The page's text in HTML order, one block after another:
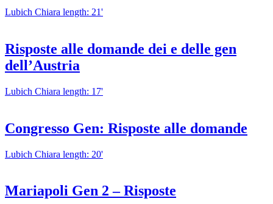
Lubich Chiara length: 21'
Risposte alle domande dei e delle gen
dell’Austria
Lubich Chiara length: 17'
Congresso Gen: Risposte alle domande
Lubich Chiara length: 20'
Mariapoli Gen 2 – Risposte